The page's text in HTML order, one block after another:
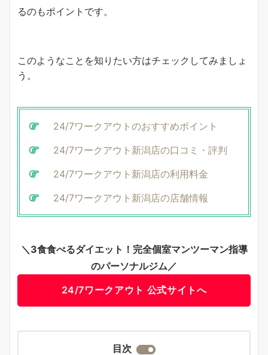
るのもポイントです。
このようなことを知りたい方はチェックしてみましょ
う。
24/7ワークアウトのおすすめポイント
24/7ワークアウト新潟店の口コミ・評判
24/7ワークアウト新潟店の利用料金
24/7ワークアウト新潟店の店舗情報
＼3食食べるダイエット！完全個室マンツーマン指導
のパーソナルジム／
24/7ワークアウト 公式サイトへ
目次